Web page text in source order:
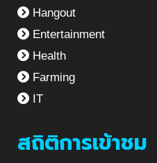
Hangout
Entertainment
Health
Farming
IT
สถิติการเข้าชม